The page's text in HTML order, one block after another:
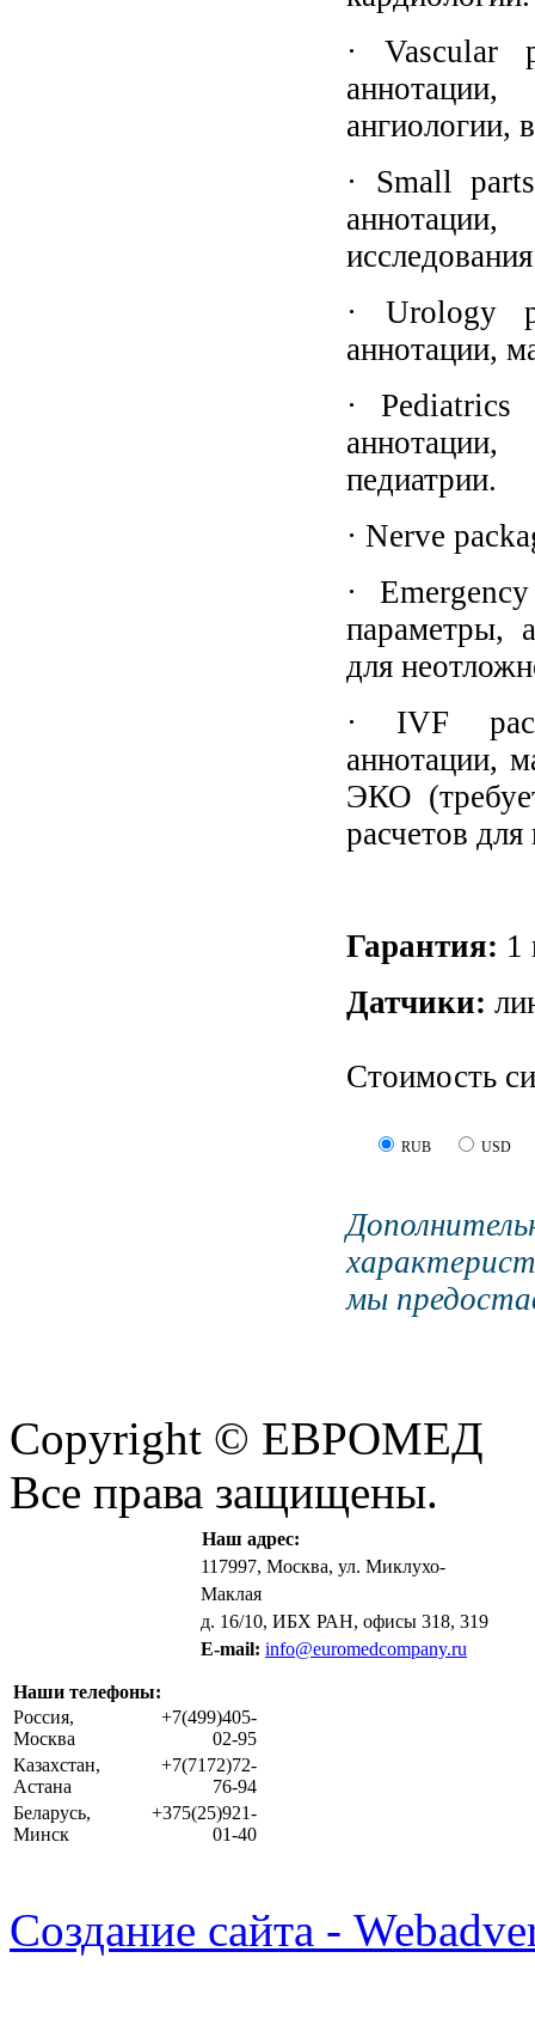
· Vascular
ангиологии,
· Small
· Urology
аннотации,
· Pediatrics
педиатрии.
· Nerve
·
параметры,
для
· IVF
аннотации,
ЭКО
расчетов
Гарантия: 1
Датчики:
Стоимость
RUB USD
мы
Copyright © ЕВРОМЕД
Все права защищены.
Наш адрес:
117997, Москва, ул. Миклухо-
Маклая
д. 16/10, ИБХ РАН, офисы 318, 319
E-mail: info@euromedcompany.ru
Наши телефоны:
Россия,
Москва
+7(499)405-
02-95
Казахстан,
Астана
+7(7172)72-
76-94
Беларусь,
Минск
+375(25)921-
01-40
Создание сайта -